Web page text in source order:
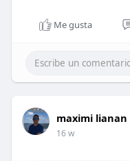
Me gusta
maximi lianan
16 w